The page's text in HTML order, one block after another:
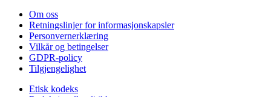
Om oss
Retningslinjer for informasjonskapsler
Personvernerklæring
Vilkår og betingelser
GDPR-policy
Tilgjengelighet
Etisk kodeks